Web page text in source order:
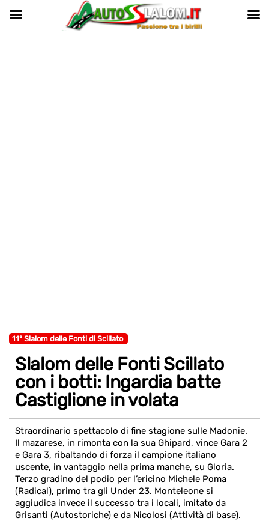
11° Slalom delle Fonti di Scillato
Slalom delle Fonti Scillato
con i botti: Ingardia batte
Castiglione in volata
Straordinario spettacolo di fine stagione sulle Madonie.
Il mazarese, in rimonta con la sua Ghipard, vince Gara 2
e Gara 3, ribaltando di forza il campione italiano
uscente, in vantaggio nella prima manche, su Gloria.
Terzo gradino del podio per l’ericino Michele Poma
(Radical), primo tra gli Under 23. Monteleone si
aggiudica invece il successo tra i locali, imitato da
Grisanti (Autostoriche) e da Nicolosi (Attività di base).